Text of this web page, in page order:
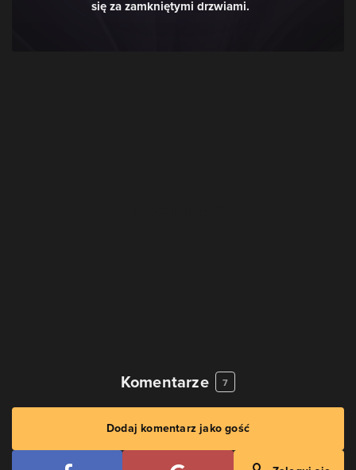
się za zamkniętymi drzwiami.
Komentarze 7
Dodaj komentarz jako gość